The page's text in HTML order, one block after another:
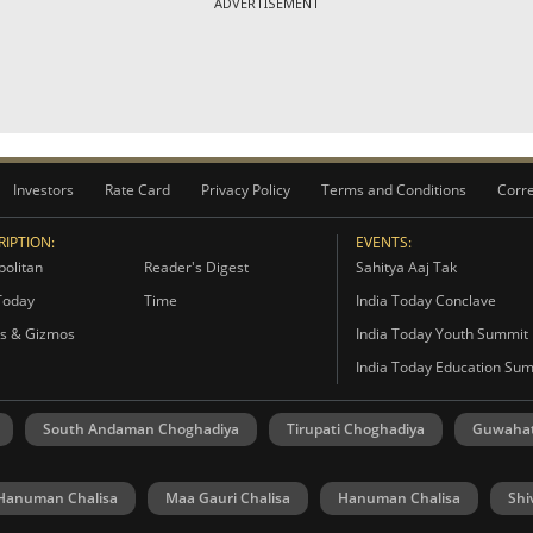
Investors Rate Card Privacy Policy Terms and Conditions
Reader's Digest
Time
& Gizmos
EVENTS:
Sahitya Aaj Tak
India Today Conclave
India Today Youth Summit
India Today Education
South Andaman Choghadiya Tirupati Choghadiya
Chalisa Maa Gauri Chalisa Hanuman Chalisa